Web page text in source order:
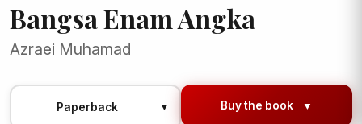
Bangsa Enam Angka
Azraei Muhamad
Paperback ▼ Buy the book ▼